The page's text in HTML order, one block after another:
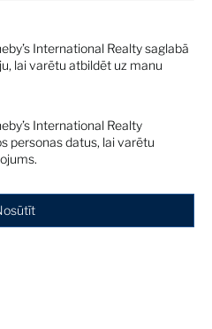
International Realty saglabā
lai varētu atbildēt uz manu
International Realty
personas datus, lai varētu